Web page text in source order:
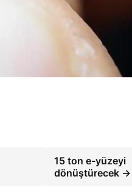
15 ton e-yüzeyi
dönüştürecek →